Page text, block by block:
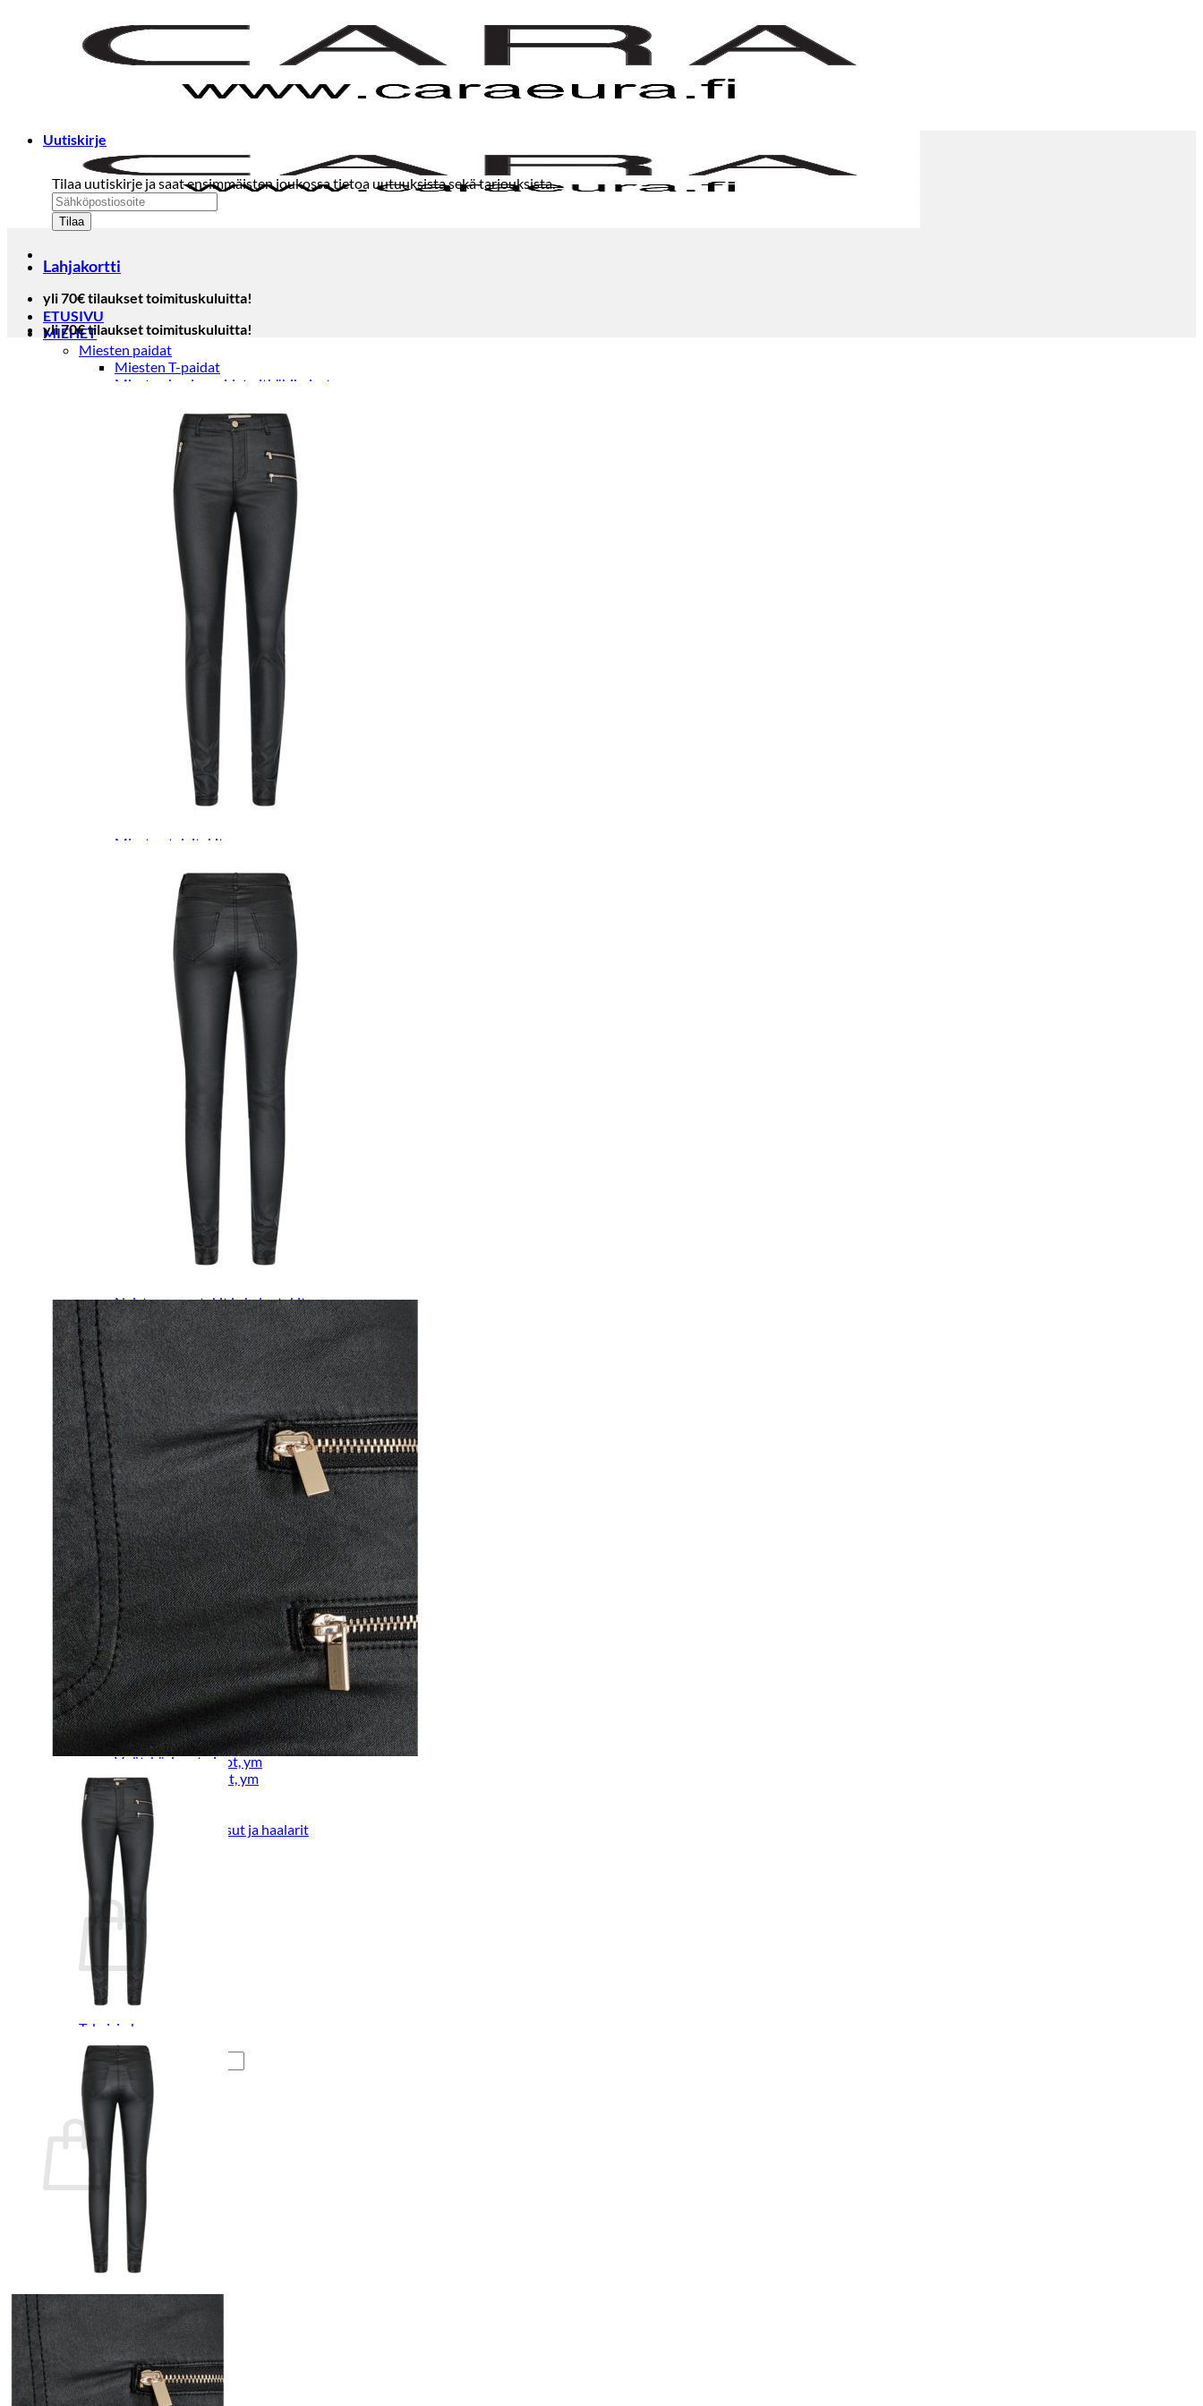
ETUSIVU
MIEHET
Miesten paidat
Miesten T-paidat
Miesten kauluspaidat pitkähihaiset
Miesten colleget ja hupparit
Miesten neuleet
Miesten neulepuserot
Miesten neuletakit
Puvut ja blazerit
Puvuntakit ja blazerit
Miesten housut
Miesten housut
Miesten farkut
Miesten collegehousut
Miesten shortsit
Solmiot, rusetit ja taskuliinat
Miesten päähineet, huivit ja käsineet
Miesten yöasut ja alusvaatteet
Miesten alusvaatteet
Miesten sukat
Miesten yöasut
Miesten aamutakit ja kylpytakit
Miesten nahkatakit
Miesten kevät-ja syystakit
Miesten talvitakit
Naisten colleget
Paidat, tunikat ja jakut
Trikoopaidat
Naisten puserot
Jakut ja liivit
Naisten neuleet
Naisten neuletakit
Naisten neulepuserot
Naisten mekot ja hameet
Leggingsit ja collegehousut
Naisten farkut
Caprit ja shortsit
Vyöt ja korut
Naisten päähineet, huivit ja käsineet
Naisten yöasut ja alusvaatteet
Naisten alusvaatteet
Sukat ja sukkahousut
Naisten aamutakit ja kylpytakit
Naisten takit
Naisten kevät-ja syystakit
Naisten nahkatakit
Naisten talvitakit
LAPSET
Lasten paidat
Lasten paidat
Lasten kauluspaidat
Lasten trikoopaidat
Lasten colleget ja hupparit
Lasten neuleet
Lasten mekot ja hameet
Mekot ja hameet
Lasten puvut,bleiserit,liivit
Liivit
Lasten housut
Lasten housut
Lasten trikoo-ja collegehousut
Lasten farkut
Lasten shortsit
Lasten juhlahousut
Yöasut ja kylpytakit
Lasten yöpaidat
Lasten pyjamat
Kylpytakit
Lasten asusteet
Vyöt, käsineet,pipot, ym
Sukat, sukkahousut, ym
Lasten ulkoilu
Lasten takit
Ulkoilupuvut, housut ja haalarit
Kirjaudu
Ostoskori on tyhjä.
Takaisin kauppaan
Etsi:
Ostoskori
Ostoskori on tyhjä.
Takaisin kauppaan
Uutiskirje
Tilaa uutiskirje ja saat ensimmäisten joukossa tietoa uutuuksista sekä tarjouksista.
Lahjakortti
yli 70€ tilaukset toimituskuluitta!
yli 70€ tilaukset toimituskuluitta!